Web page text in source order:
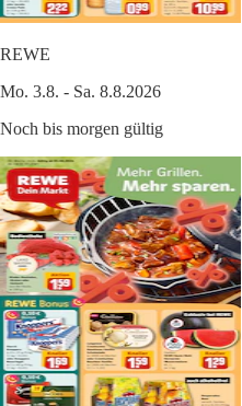
REWE
Mo. 3.8. - Sa. 8.8.2026
Noch bis morgen gültig